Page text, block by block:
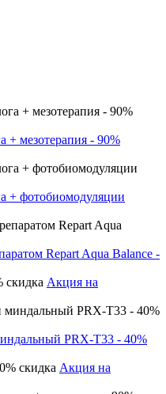
+ мезотерапия - 90%
+ фотобиомодуляции
Repart Aqua Balance -
Акция на
PRX-T33 - 40%
Акция на